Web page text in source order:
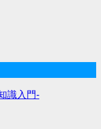
識入門-